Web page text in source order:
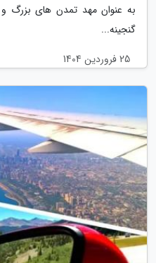
به عنوان مهد تمدن های بزرگ
گنجینه...
25 فروردین 1404